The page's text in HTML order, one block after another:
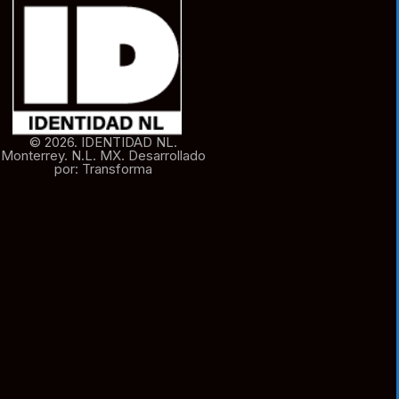
© 2026. IDENTIDAD NL.
Monterrey. N.L. MX. Desarrollado
por: Transforma